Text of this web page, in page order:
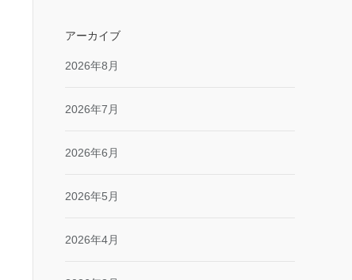
アーカイブ
2026年8月
2026年7月
2026年6月
2026年5月
2026年4月